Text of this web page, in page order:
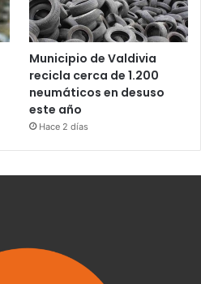
Municipio de Valdivia
recicla cerca de 1.200
neumáticos en desuso
este año
Hace 2 días